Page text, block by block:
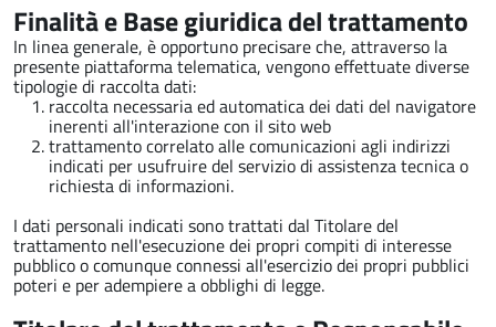
Finalità e Base giuridica del trattamento
In linea generale, è opportuno precisare che, attraverso la
presente piattaforma telematica, vengono effettuate diverse
tipologie di raccolta dati:
raccolta necessaria ed automatica dei dati del navigatore
inerenti all'interazione con il sito web
trattamento correlato alle comunicazioni agli indirizzi
indicati per usufruire del servizio di assistenza tecnica o
richiesta di informazioni.
I dati personali indicati sono trattati dal Titolare del
trattamento nell'esecuzione dei propri compiti di interesse
pubblico o comunque connessi all'esercizio dei propri pubblici
poteri e per adempiere a obblighi di legge.